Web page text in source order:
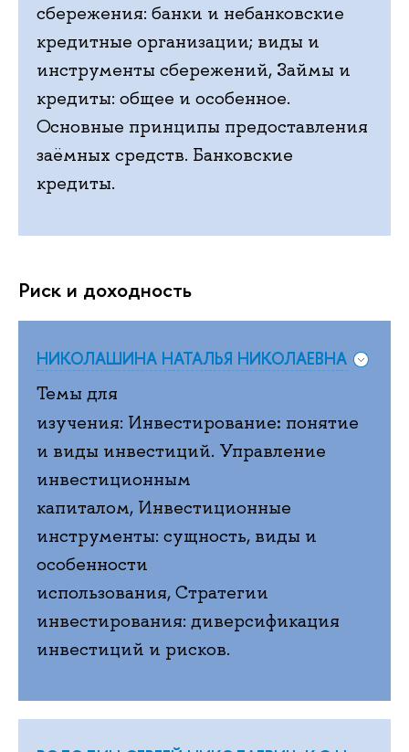
сбережения: банки и небанковские
кредитные организации; виды и
инструменты сбережений, Займы и
кредиты: общее и особенное.
Основные принципы предоставления
заёмных средств. Банковские
кредиты.
Риск и доходность
НИКОЛАШИНА НАТАЛЬЯ НИКОЛАЕВНА
Темы для
изучения: Инвестирование: понятие
и виды инвестиций. Управление
инвестиционным
капиталом, Инвестиционные
инструменты: сущность, виды и
особенности
использования, Стратегии
инвестирования: диверсификация
инвестиций и рисков.